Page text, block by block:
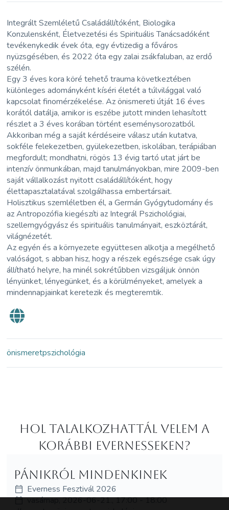
Integrált Szemléletű Családállítóként, Biologika
Konzulensként, Életvezetési és Spirituális Tanácsadóként
tevékenykedik évek óta, egy évtizedig a főváros
nyüzsgésében, és 2022 óta egy zalai zsákfaluban, az erdő
szélén.
Egy 3 éves kora köré tehető trauma következtében
különleges adományként kíséri életét a túlvilággal való
kapcsolat finomérzékelése. Az önismereti útját 16 éves
korától datálja, amikor is eszébe jutott minden lehasított
részlet a 3 éves korában történt eseménysorozatból.
Akkoriban még a saját kérdéseire válasz után kutatva,
sokféle felekezetben, gyülekezetben, iskolában, terápiában
megfordult; mondhatni, rögös 13 évig tartó utat járt be
intenzív önmunkában, majd tanulmányokban, mire 2009-ben
saját vállalkozást nyitott családállítóként, hogy
élettapasztalatával szolgálhassa embertársait.
Holisztikus szemléletben él, a Germán Gyógytudomány és
az Antropozófia kiegészíti az Integrál Pszichológiai,
szellemgyógyász és spirituális tanulmányait, eszköztárát,
világnézetét.
Az egyén és a környezete együttesen alkotja a megélhető
valóságot, s abban hisz, hogy a részek egészsége csak úgy
állítható helyre, ha minél sokrétűbben vizsgáljuk önnön
lényünket, lényegünket, és a körülményeket, amelyek a
mindennapjainkat keretezik és megteremtik.
önismeretpszichológia
Hol Talalkozhattál velem a
korábbi Evernesseken?
Pánikról Mindenkinek
Everness Fesztivál 2026
vasárnap, 2026-06-21., 17:00 - 18:00